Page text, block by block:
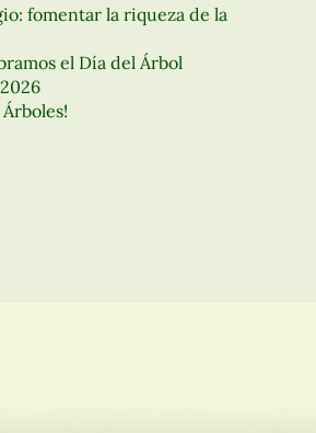
fomentar la riqueza de la
el Día del Árbol